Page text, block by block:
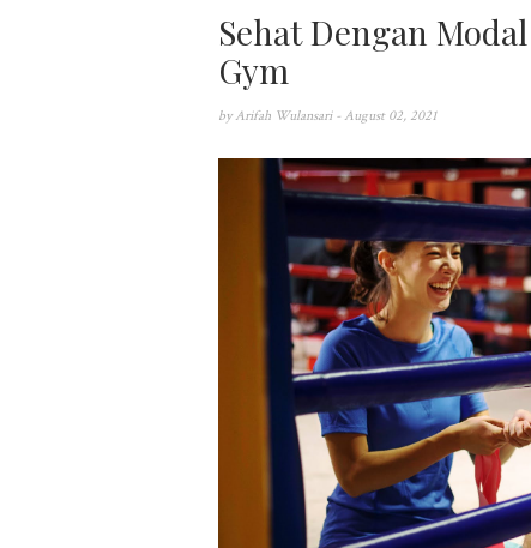
Sehat Dengan
Gym
by Arifah Wulansari - August 02, 2021